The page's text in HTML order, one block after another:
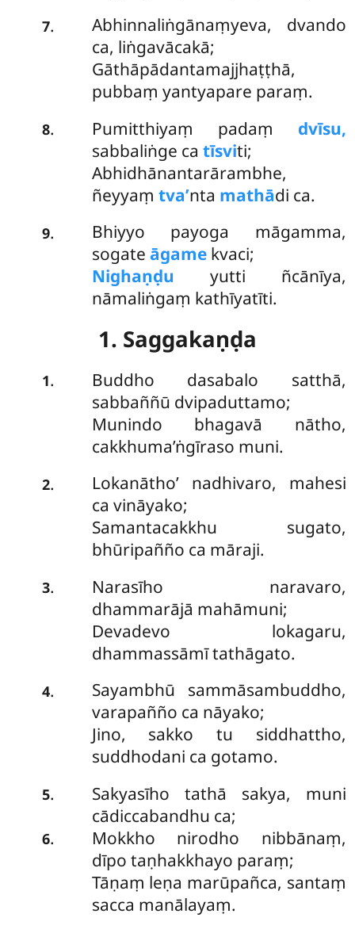
7.
Abhinnaliṅgānaṃyeva, dvando
ca, liṅgavācakā;
Gāthāpādantamajjhaṭṭhā,
pubbaṃ yantyapare paraṃ.
8. Pumitthiyaṃ padaṃ dvīsu,
sabbaliṅge ca tīsviti;
Abhidhānantarārambhe,
ñeyyaṃ tva’nta mathādi ca.
9.
Bhiyyo payoga māgamma,
sogate āgamekvaci;
Nighaṇḍu yutti ñcānīya,
nāmaliṅgaṃ kathīyatīti.
1. Saggakaṇḍa
1.
Buddho dasabalo satthā,
sabbaññū dvipaduttamo;
Munindo bhagavā nātho,
cakkhuma’ṅgīraso muni.
2.
Lokanātho’ nadhivaro, mahesi
ca vināyako;
Samantacakkhu sugato,
bhūripañño ca māraji.
3.
Narasīho naravaro,
dhammarājā mahāmuni;
Devadevo lokagaru,
dhammassāmī tathāgato.
4.
Sayambhū sammāsambuddho,
varapañño ca nāyako;
Jino, sakko tu siddhattho,
suddhodani ca gotamo.
5.
Sakyasīho tathā sakya, muni
cādiccabandhu ca;
6.
Mokkho nirodho nibbānaṃ,
dīpo taṇhakkhayo paraṃ;
Tāṇaṃ leṇa marūpañca, santaṃ
sacca manālayaṃ.